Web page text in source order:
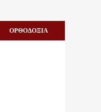
ΟΡΘΟΔΟΞΙΑ